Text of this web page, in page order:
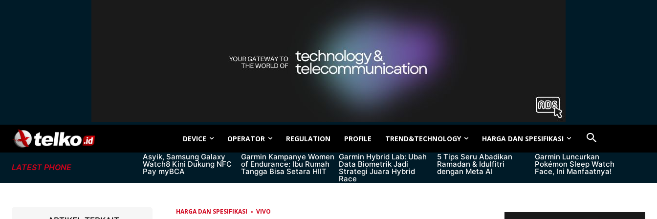
DEVICE OPERATOR REGULATION PROFILE TREND&TECHNOLOGY HARGA DAN SPESIFIKASI
LATEST PHONE
Asyik, Samsung Galaxy
Watch8 Kini Dukung NFC
Pay myBCA
Garmin Kampanye Women
of Endurance: Ibu Rumah
Tangga Bisa Setara HIIT
Garmin Hybrid Lab: Ubah
Data Biometrik Jadi
Strategi Juara Hybrid
Race
5 Tips Seru Abadikan
Ramadan & Idulfitri
dengan Meta AI
Garmin Luncurkan
Pokémon Sleep Watch
Face, Ini Manfaatnya!
HARGA DAN SPESIFIKASI VIVO